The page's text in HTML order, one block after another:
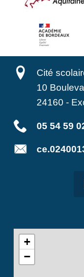
Cité
10
24160 -
05 54 59
+
−